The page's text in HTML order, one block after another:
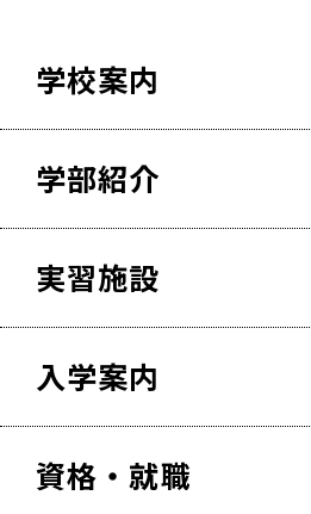
学校案内
学部紹介
実習施設
入学案内
資格・就職